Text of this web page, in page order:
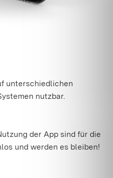
unterschiedlichen
nutzbar.
der App sind für die
und werden es bleiben!